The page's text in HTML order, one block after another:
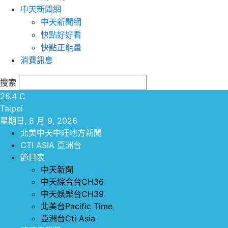
中天新聞網
中天新聞網
快點好好看
快點正能量
消費訊息
搜索
26.4 C
Taipei
星期日, 8 月 9, 2026
北美中天中旺地方新聞
CTI ASIA 亞洲台
節目表
中天新聞
中天綜合台CH36
中天娛樂台CH39
北美台Pacific Time
亞洲台Cti Asia